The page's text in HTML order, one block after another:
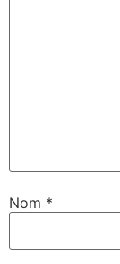
Nom *